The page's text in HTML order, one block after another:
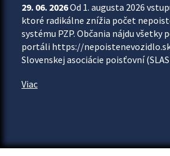
29. 06. 2026Od 1. augusta 2026
ktoré radikálne znížia počet
systému PZP. Občania nájdu
portáli https://
Slovenskej asociácie poisťovní
Viac